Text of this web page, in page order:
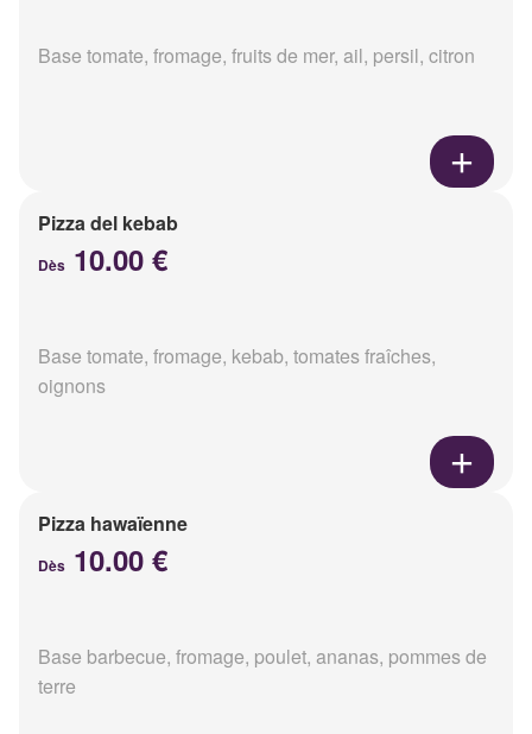
Base tomate, fromage, fruits de mer, ail, persil, citron
Pizza del kebab
Dès 10.00 €
Base tomate, fromage, kebab, tomates fraîches,
oignons
Pizza hawaïenne
Dès 10.00 €
Base barbecue, fromage, poulet, ananas, pommes de
terre